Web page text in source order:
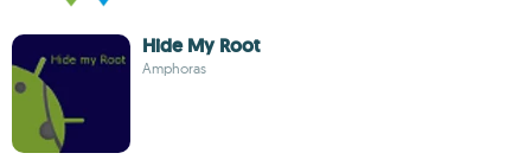
Hide My Root
Amphoras